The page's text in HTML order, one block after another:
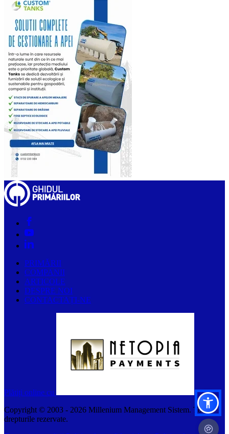
PRIMĂRII
COMPANII
ARTICOLE
DESPRE NOI
CONTACTAȚI-NE
Plătiți online cu
Copyright © 2003 - 2026 Millenium Management Sistem. Toate
drepturile rezervate.